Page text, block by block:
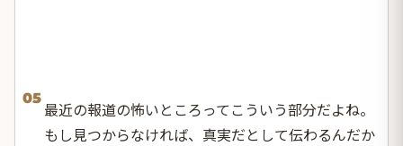
05
最近の報道の怖いところってこういう部分だよね。
もし見つからなければ、真実だとして伝わるんだか